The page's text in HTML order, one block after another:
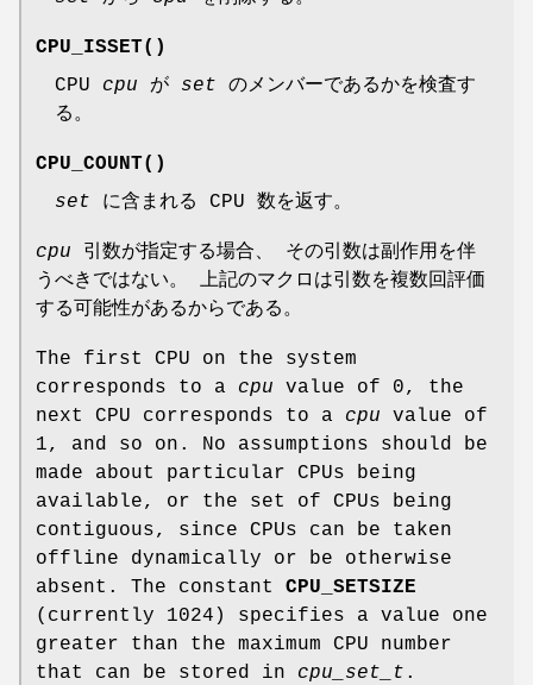
CPU_ISSET()
CPU cpu が set のメンバーであるかを検査す
る。
CPU_COUNT()
set に含まれる CPU 数を返す。
cpu 引数が指定する場合、 その引数は副作用を伴
うべきではない。 上記のマクロは引数を複数回評価
する可能性があるからである。
The first CPU on the system
corresponds to a cpu value of 0, the
next CPU corresponds to a cpu value of
1, and so on. No assumptions should be
made about particular CPUs being
available, or the set of CPUs being
contiguous, since CPUs can be taken
offline dynamically or be otherwise
absent. The constant CPU_SETSIZE
(currently 1024) specifies a value one
greater than the maximum CPU number
that can be stored in cpu_set_t .